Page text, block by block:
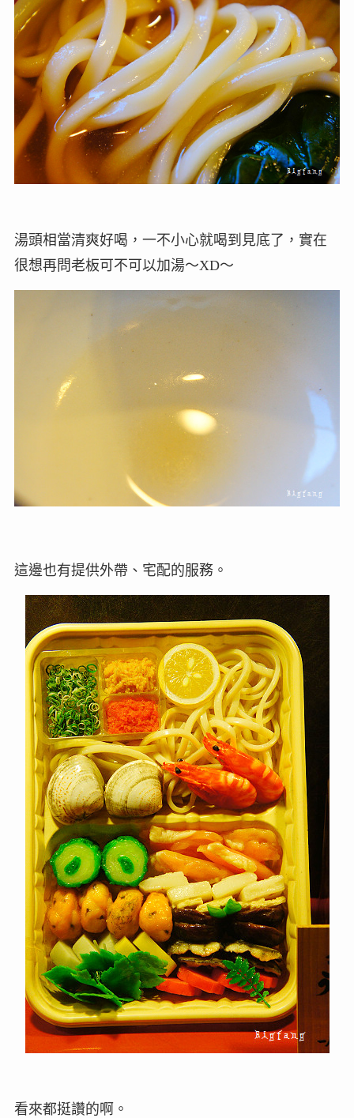
湯頭相當清爽好喝，一不小心就喝到見底了，實在
很想再問老板可不可以加湯～XD～
這邊也有提供外帶、宅配的服務。
看來都挺讚的啊。